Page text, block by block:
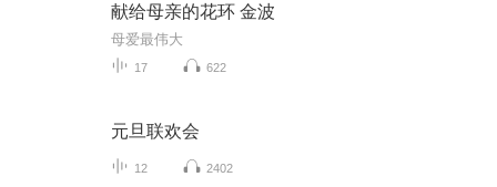
献给母亲的花环 金波
母爱最伟大
17 622
元旦联欢会
12 2402